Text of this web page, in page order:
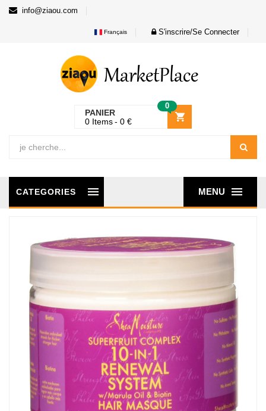
info@ziaou.com
Français S'inscrire/Se Connecter
PANIER
0
0 Items 0 €
MENU
CATEGORIES